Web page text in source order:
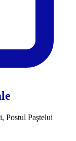
Postul Paştelui